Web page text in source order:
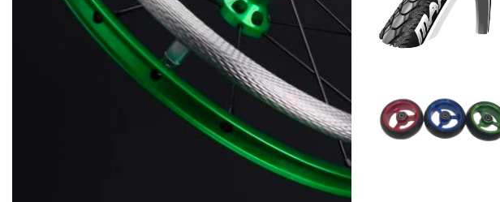
€60,67
SÉLECTIONNER UNE OPTION
ROUE AVANT -ROLLER - ROUE À
BANDAGE POLYURÉTHANE